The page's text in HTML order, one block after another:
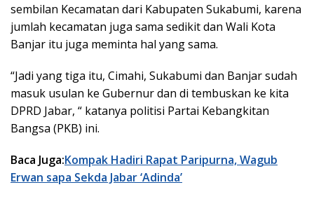
sembilan Kecamatan dari Kabupaten Sukabumi, karena
jumlah kecamatan juga sama sedikit dan Wali Kota
Banjar itu juga meminta hal yang sama.
“Jadi yang tiga itu, Cimahi, Sukabumi dan Banjar sudah
masuk usulan ke Gubernur dan di tembuskan ke kita
DPRD Jabar, “ katanya politisi Partai Kebangkitan
Bangsa (PKB) ini.
Baca Juga:Kompak Hadiri Rapat Paripurna, Wagub
Erwan sapa Sekda Jabar ‘Adinda’